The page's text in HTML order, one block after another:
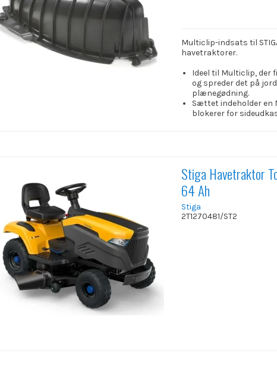
Multiclip-indsats til
havetraktorer.
Ideel til Multiclip,
og spreder det på
plænegødning.
Sættet indeholder en
blokerer for
Stiga Havetraktor
64 Ah
Stiga
2T1270481/ST2